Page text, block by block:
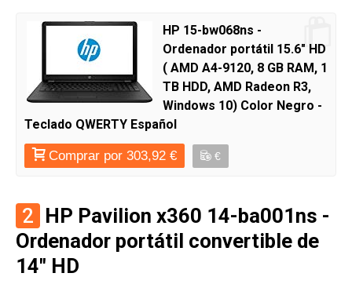
HP 15-bw068ns -
Ordenador portátil 15.6" HD
( AMD A4-9120, 8 GB RAM, 1
TB HDD, AMD Radeon R3,
Windows 10) Color Negro -
Teclado QWERTY Español
Comprar por 303,92 € €
2 HP Pavilion x360 14-ba001ns -
Ordenador portátil convertible de
14" HD